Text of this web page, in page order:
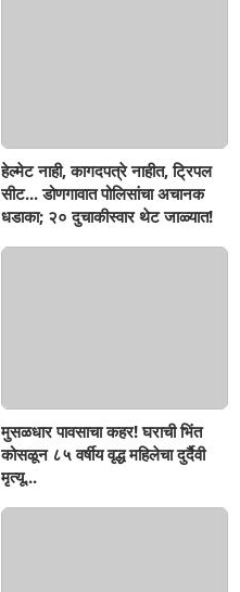
हेल्मेट नाही, कागदपत्रे नाहीत, ट्रिपल
सीट... डोणगावात पोलिसांचा अचानक
धडाका; २० दुचाकीस्वार थेट जाळ्यात!
मुसळधार पावसाचा कहर! घराची भिंत
कोसळून ८५ वर्षीय वृद्ध महिलेचा दुर्दैवी
मृत्यू...